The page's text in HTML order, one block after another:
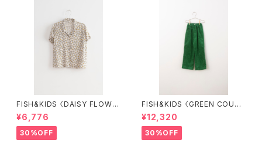
FISH&KIDS 〈DAISY FLOWE
R SHIRT〉
¥6,776
30%OFF
FISH&KIDS 〈GREEN COURD
ORY〉
¥12,320
30%OFF